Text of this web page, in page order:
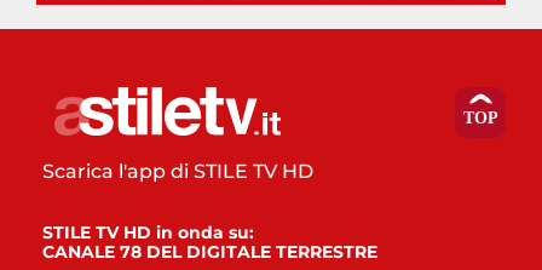
Scarica l'app di STILE TV HD
STILE TV HD in onda su:
CANALE 78 DEL DIGITALE TERRESTRE